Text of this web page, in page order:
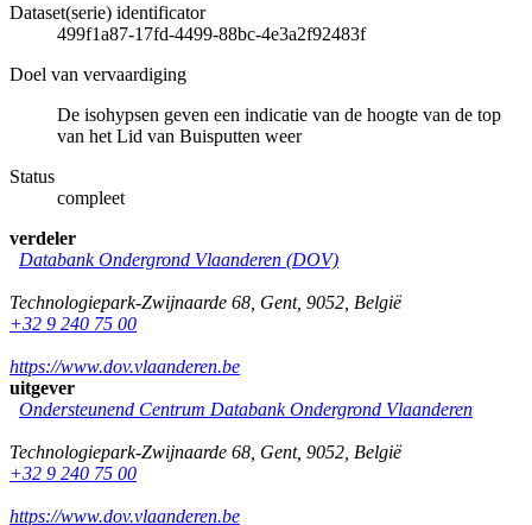
Dataset(serie) identificator
499f1a87-17fd-4499-88bc-4e3a2f92483f
Doel van vervaardiging
De isohypsen geven een indicatie van de hoogte van de top
van het Lid van Buisputten weer
Status
compleet
verdeler
Databank Ondergrond Vlaanderen (DOV)
Technologiepark-Zwijnaarde 68 Gent, 9052 België
+32 9 240 75 00
https://www.dov.vlaanderen.be
uitgever
Ondersteunend Centrum Databank Ondergrond Vlaanderen
Technologiepark-Zwijnaarde 68 Gent, 9052 België
+32 9 240 75 00
https://www.dov.vlaanderen.be